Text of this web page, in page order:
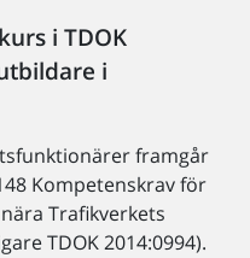
i TDOK
i
framgår
Kompetenskrav för
Trafikverkets
TDOK 2014:0994).